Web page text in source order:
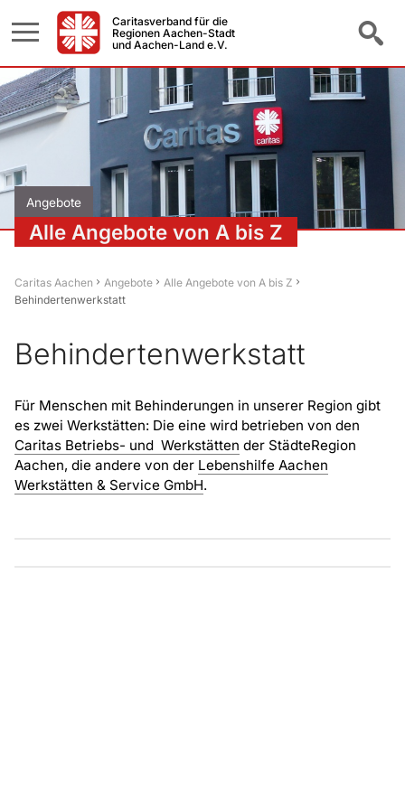
Caritasverband für die
Regionen Aachen-Stadt
und Aachen-Land e.V.
Angebote
Alle Angebote von A bis Z
Caritas Aachen Angebote
Alle Angebote von A bis Z
Behindertenwerkstatt
Behindertenwerkstatt
Für Menschen mit Behinderungen in unserer Region gibt
es zwei Werkstätten: Die eine wird betrieben von den
Caritas Betriebs- und Werkstätten der StädteRegion
Aachen, die andere von der Lebenshilfe Aachen
Werkstätten & Service GmbH.